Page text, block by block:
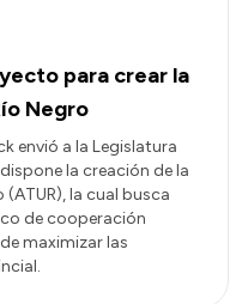
para crear la
Negro
envió a la Legislatura
la creación de la
la cual busca
de cooperación
maximizar las